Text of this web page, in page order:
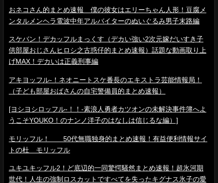
おネコさん的まとめ速報 僕の彼女はエリーちゃん人形！豆腐メ
ンタルメンヘラ電波中年アルバイターのぬいぐるみ男子末路編
スケバン！デカッフルまっくす（デカい強い2次元嫁だいすき子
供部屋おじさんヒロシ之古惑仔的まとめ速報）話題な動画取り上
げMAX！デカいは正義刑事編
アキヨッフル-！ネオニートスケ番長のエキストラ芸能情報局！
（子ども部屋おばさんの自宅警備員的まとめ速報）
[ヨシヨシロッフル-！！-素浪人勇者カツオンの未解決事件簿へよ
うこそYOUKO！のナンノ洋子のはなしは信じるな編）]
モリッフル！ 50代無職独身的まとめ速報！有益便利情報サイ
トの杜 モリッフル
ユキユキッフル2！ど底辺的一同驚愕騒然まとめ速報！超氷河期
世代！人生の強制ロスカットですべてを失ったキグナス氷子の愛